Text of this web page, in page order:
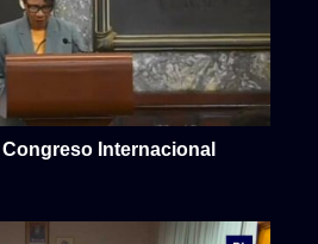
Internacional